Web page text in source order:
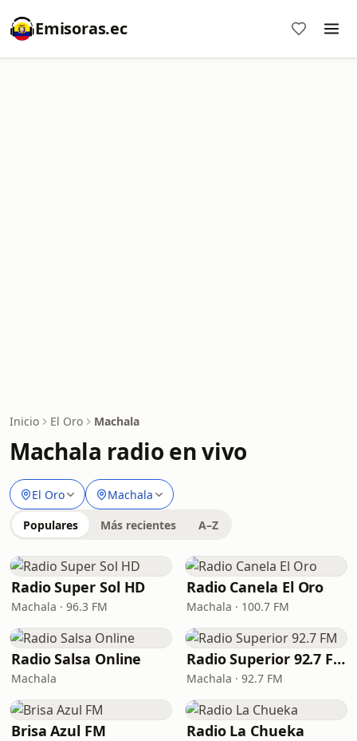
Emisoras.ec
Inicio El Oro Machala
Machala radio en vivo
El Oro Machala
Populares Más recientes A–Z
Radio Super Sol HD
Machala · 96.3 FM
Radio Canela El Oro
Machala · 100.7 FM
Radio Salsa Online
Machala
Radio Superior 92.7 FM
Machala · 92.7 FM
Brisa Azul FM Radio La Chueka